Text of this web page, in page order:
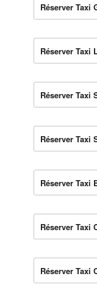
Réserver Taxi
Réserver Taxi
Réserver Taxi
Réserver Taxi
Réserver Taxi
Réserver Taxi
Réserver Taxi